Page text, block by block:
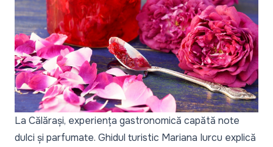
La Călărași, experiența gastronomică capătă note
dulci și parfumate. Ghidul turistic Mariana Iurcu explică